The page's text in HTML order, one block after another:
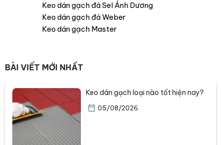
Keo dán gạch đá Sel Ánh Dương
Keo dán gạch đá Weber
Keo dán gạch Master
BÀI VIẾT MỚI NHẤT
Keo dán gạch loại nào tốt hiện nay?
05/08/2026